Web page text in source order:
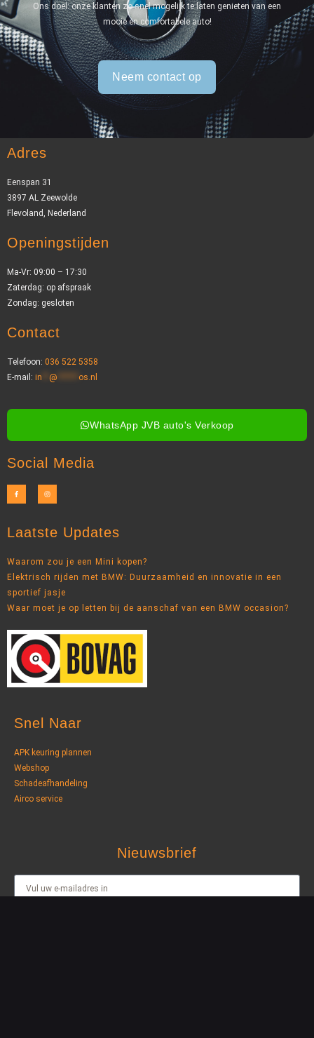
Ons doel: onze klanten zo snel mogelijk te laten genieten van een
mooie en comfortabele auto!
Neem contact op
Adres
Eenspan 31
3897 AL Zeewolde
Flevoland, Nederland
Openingstijden
Ma-Vr: 09:00 – 17:30
Zaterdag: op afspraak
Zondag: gesloten
Contact
Telefoon: 036 522 5358
E-mail: in @ os.nl
WhatsApp JVB auto's Verkoop
Social Media
Laatste Updates
Waarom zou je een Mini kopen?
Elektrisch rijden met BMW: Duurzaamheid en innovatie in een
sportief jasje
Waar moet je op letten bij de aanschaf van een BMW occasion?
Snel Naar
APK keuring plannen
Webshop
Schadeafhandeling
Airco service
Nieuwsbrief